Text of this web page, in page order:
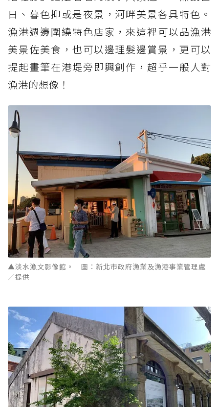
日、暮色抑或是夜景，河畔美景各具特色。
漁港週邊圍繞特色店家，來這裡可以品漁港
美景佐美食，也可以邊理髮邊賞景，更可以
提起畫筆在港堤旁即興創作，超乎一般人對
漁港的想像！
▲淡水漁文影像館。 圖：新北市政府漁業及漁港事業管理處
／提供